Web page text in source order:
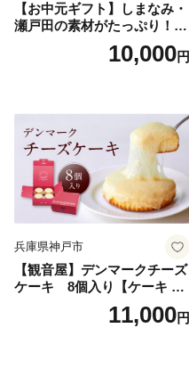
【お中元ギフト】しまなみ・
瀬戸田の素材がたっぷり！ジ
10,000円
兵庫県神戸市
【観音屋】デンマークチーズ
ケーキ 8個入り【ケーキ チ
ーズケーキ 人気スイーツ お
すすめスイーツ 神戸スイー
11,000円